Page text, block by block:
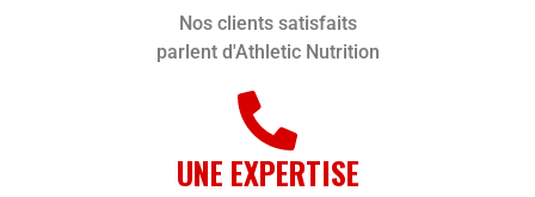
Nos clients satisfaits
parlent d'Athletic Nutrition
UNE EXPERTISE